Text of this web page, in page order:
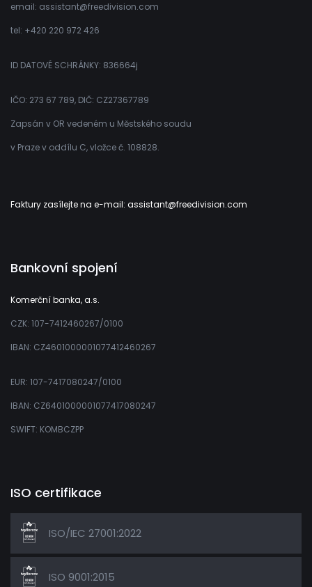
email: assistant@freedivision.com
tel: +420 220 972 426
ID DATOVÉ SCHRÁNKY: 836664j
IČO: 273 67 789, DIČ: CZ27367789
Zapsán v OR vedeném u Městského soudu
v Praze v oddílu C, vložce č. 108828.
Faktury zasílejte na e-mail: assistant@freedivision.com
Bankovní spojení
Komerční banka, a.s.
CZK: 107-7412460267/0100
IBAN: CZ4601000001077412460267
EUR: 107-7417080247/0100
IBAN: CZ6401000001077417080247
SWIFT: KOMBCZPP
ISO certifikace
ISO/IEC 27001:2022
ISO 9001:2015